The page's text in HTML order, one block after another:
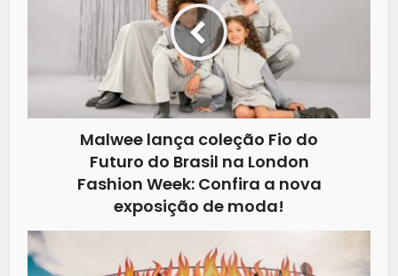
Malwee lança coleção Fio do
Futuro do Brasil na London
Fashion Week: Confira a nova
exposição de moda!